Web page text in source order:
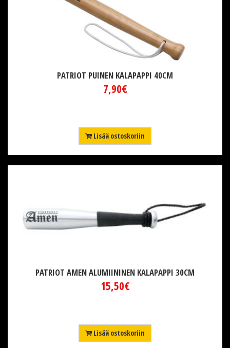
PATRIOT PUINEN KALAPAPPI 40CM
7,90€
Lisää ostoskoriin
PATRIOT AMEN ALUMIININEN KALAPAPPI 30CM
15,50€
Lisää ostoskoriin